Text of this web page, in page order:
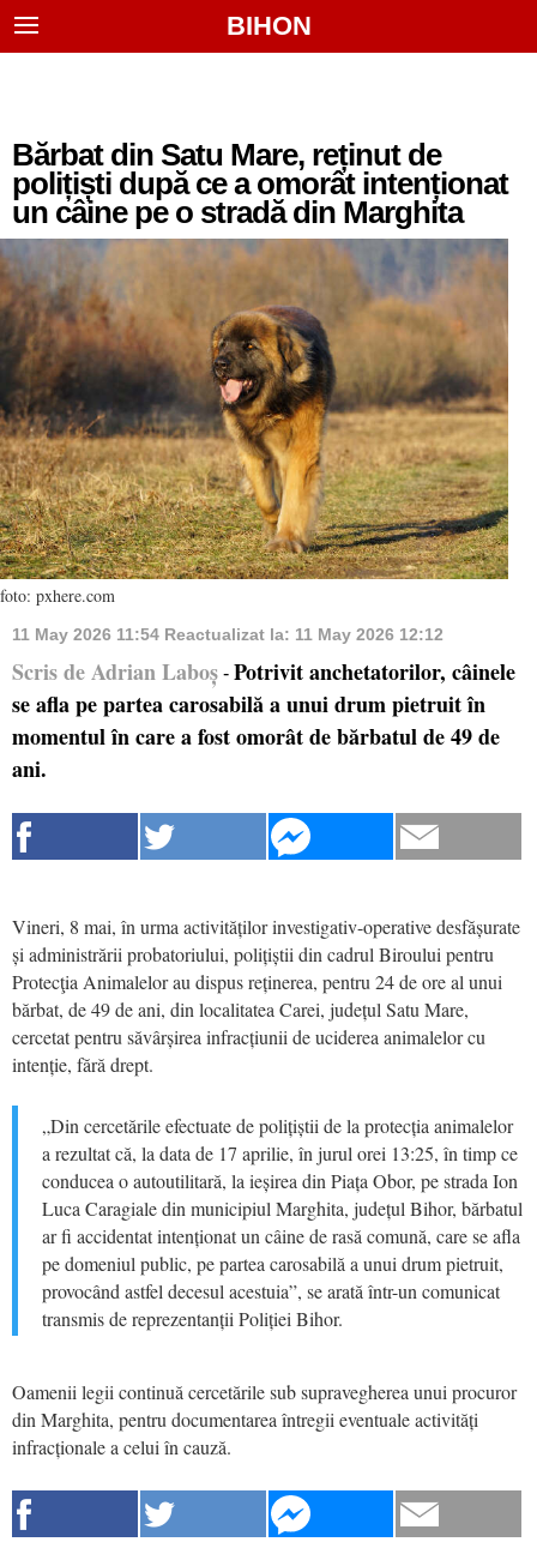
BIHON
Bărbat din Satu Mare, reținut de
polițiști după ce a omorât intenționat
un câine pe o stradă din Marghita
foto: pxhere.com
11 May 2026 11:54 Reactualizat la: 11 May 2026 12:12
Scris de Adrian Laboș - Potrivit anchetatorilor, câinele
se afla pe partea carosabilă a unui drum pietruit în
momentul în care a fost omorât de bărbatul de 49 de
ani.
Vineri, 8 mai, în urma activităților investigativ-operative desfășurate
și administrării probatoriului, polițiștii din cadrul Biroului pentru
Protecţia Animalelor au dispus reținerea, pentru 24 de ore al unui
bărbat, de 49 de ani, din localitatea Carei, județul Satu Mare,
cercetat pentru săvârșirea infracțiunii de uciderea animalelor cu
intenție, fără drept.
„Din cercetările efectuate de polițiștii de la protecția animalelor
a rezultat că, la data de 17 aprilie, în jurul orei 13:25, în timp ce
conducea o autoutilitară, la ieșirea din Piața Obor, pe strada Ion
Luca Caragiale din municipiul Marghita, județul Bihor, bărbatul
ar fi accidentat intenționat un câine de rasă comună, care se afla
pe domeniul public, pe partea carosabilă a unui drum pietruit,
provocând astfel decesul acestuia”, se arată într-un comunicat
transmis de reprezentanții Poliției Bihor.
Oamenii legii continuă cercetările sub supravegherea unui procuror
din Marghita, pentru documentarea întregii eventuale activități
infracționale a celui în cauză.